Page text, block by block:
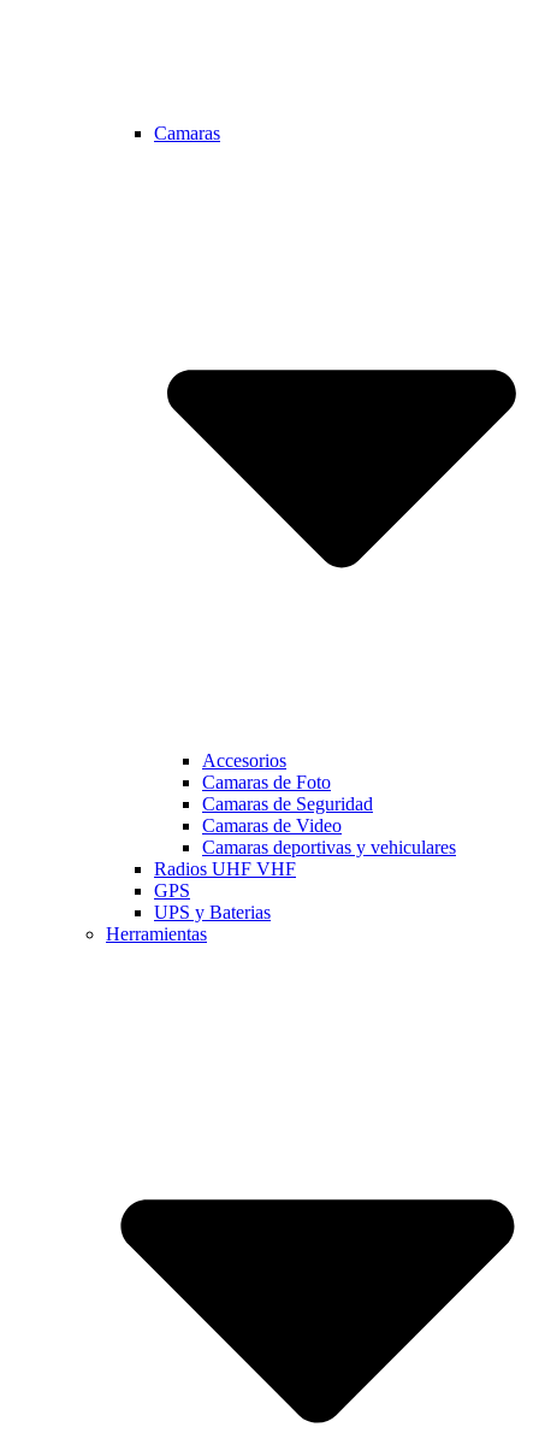
Camaras
Accesorios
Camaras de Foto
Camaras de Seguridad
Camaras de Video
Camaras deportivas y vehiculares
Radios UHF VHF
GPS
UPS y Baterias
Herramientas